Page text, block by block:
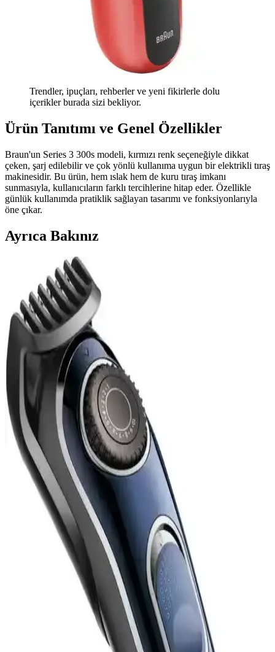
Trendler, ipuçları, rehberler ve yeni fikirlerle dolu
içerikler burada sizi bekliyor.
Ürün Tanıtımı ve Genel Özellikler
Braun'un Series 3 300s modeli, kırmızı renk seçeneğiyle dikkat
çeken, şarj edilebilir ve çok yönlü kullanıma uygun bir elektrikli tıraş
makinesidir. Bu ürün, hem ıslak hem de kuru tıraş imkanı
sunmasıyla, kullanıcıların farklı tercihlerine hitap eder. Özellikle
günlük kullanımda pratiklik sağlayan tasarımı ve fonksiyonlarıyla
öne çıkar.
Ayrıca Bakınız
Braun Series 3 300s Elektrikli Tıraş Makinesi
İncelemesi ve Özellikleri
Braun Series 3 300s, ıslak ve kuru kullanıma uygun, yıkanabilir ve
hızlı şarj özellikli modern tasarımlı elektrikli tıraş makinesi. Günlük
kullanım için ideal, hafif ve kablosuz pratiklik sunar.
Fakir Exetrim ve Grundig MS 7640 Elektrikli Tıraş
Makineleri Karşılaştırması
Fakir Exetrim ve Grundig MS 7640 modellerinin özellikleri,
performansları ve kullanıcı yorumlarıyla detaylı karşılaştırması,
ihtiyaçlara uygun seçim yapmanıza yardımcı olur.
Philips X9002/30 Skinıq Pro Elektrikli Tıraş
Makinesi Detayları ve Kullanıcı Yorumları
Philips Skinıq Pro, hem ıslak hem kuru kullanım sağlayan, uzun pil
ömrü ve kolay temizlenebilir yapısıyla öne çıkan yüksek
performanslı elektrikli tıraş makinesidir.
Xiaomi Mijia 3D Elektrikli Tıraş Makinesi
İncelemesi Günlük Kullanım ve Performans
Değerlendirmesi
Xiaomi Mijia 3D Elektrikli Tıraş Makinesi, su geçirmez, hızlı şarjlı
ve hafif tasarımıyla günlük kullanım için ideal, kullanıcı
yorumlarıyla performansı değerlendirilen inovatif bir tıraş cihazıdır.
Xiaomi S301 Elektrikli Tıraş Makinesi: Dayanıklı,
Çok Yönlü ve Yüksek Performanslı